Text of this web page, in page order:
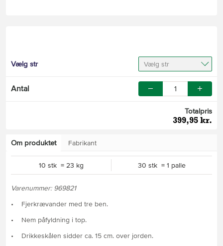
Vælg str Vælg str
Antal
Totalpris
399,95 kr.
Om produktet Fabrikant
10 stk = 23 kg 30 stk = 1 palle
Varenummer: 969821
• Fjerkrævander med tre ben.
• Nem påfyldning i top.
• Drikkeskålen sidder ca. 15 cm. over jorden.